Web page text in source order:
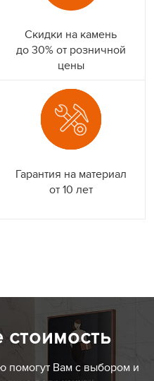
Скидки на камень
до 30% от розничной
цены
Гарантия на материал
от 10 лет
стоимость
помогут Вам с выбором и